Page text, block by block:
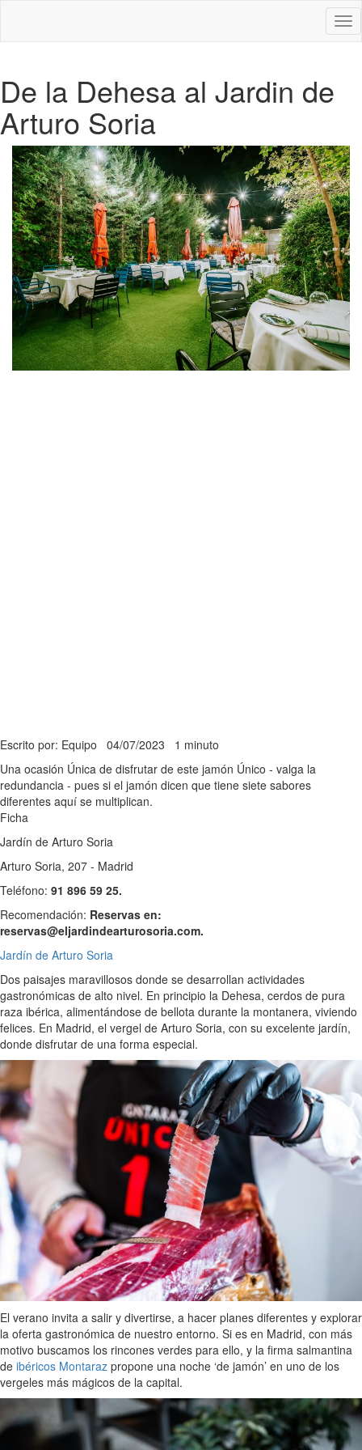
De la Dehesa al Jardin de
Arturo Soria
Escrito por: Equipo 04/07/2023 1 minuto
Una ocasión Única de disfrutar de este jamón Único - valga la
redundancia - pues si el jamón dicen que tiene siete sabores
diferentes aquí se multiplican.
Ficha
Jardín de Arturo Soria
Arturo Soria, 207 - Madrid
Teléfono: 91 896 59 25.
Recomendación: Reservas en:
reservas@eljardindearturosoria.com.
Jardín de Arturo Soria
Dos paisajes maravillosos donde se desarrollan actividades
gastronómicas de alto nivel. En principio la Dehesa, cerdos de pura
raza ibérica, alimentándose de bellota durante la montanera, viviendo
felices. En Madrid, el vergel de Arturo Soria, con su excelente jardín,
donde disfrutar de una forma especial.
El verano invita a salir y divertirse, a hacer planes diferentes y explorar
la oferta gastronómica de nuestro entorno. Si es en Madrid, con más
motivo buscamos los rincones verdes para ello, y la firma salmantina
de ibéricos Montaraz propone una noche ‘de jamón’ en uno de los
vergeles más mágicos de la capital.